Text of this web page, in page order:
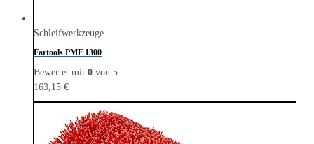
Schleifwerkzeuge
Fartools PMF 1300
Bewertet mit0 von 5
163,15€